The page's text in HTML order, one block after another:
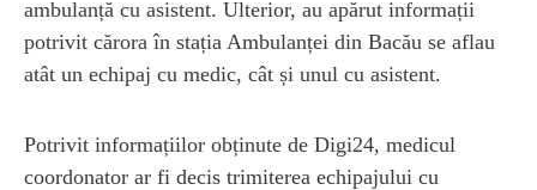
ambulanță cu asistent. Ulterior, au apărut informații
potrivit cărora în stația Ambulanței din Bacău se aflau
atât un echipaj cu medic, cât și unul cu asistent.
Potrivit informațiilor obținute de Digi24, medicul
coordonator ar fi decis trimiterea echipajului cu